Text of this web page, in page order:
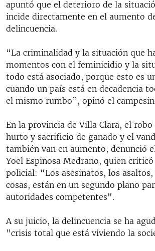
apuntó que el deterioro de la
incide directamente en el aumento
delincuencia.
“La criminalidad y la situación que
momentos con el feminicidio y la
todo está asociado, porque esto es
cuando un país está en decadencia
el mismo rumbo”, opinó el
En la provincia de Villa Clara, el
hurto y sacrificio de ganado y el
también van en aumento, denunció
Yoel Espinosa Medrano, quien
policial: “Los asesinatos, los asaltos,
cosas, están en un segundo plano
autoridades competentes".
A su juicio, la delincuencia se ha
"crisis total que está viviendo la